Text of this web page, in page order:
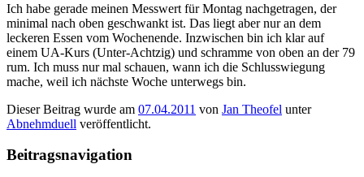
Ich habe gerade meinen Messwert für Montag nachgetragen, der
minimal nach oben geschwankt ist. Das liegt aber nur an dem
leckeren Essen vom Wochenende. Inzwischen bin ich klar auf
einem UA-Kurs (Unter-Achtzig) und schramme von oben an der 79
rum. Ich muss nur mal schauen, wann ich die Schlusswiegung
mache, weil ich nächste Woche unterwegs bin.
Dieser Beitrag wurde am 07.04.2011 von Jan Theofel unter
Abnehmduell veröffentlicht.
Beitragsnavigation